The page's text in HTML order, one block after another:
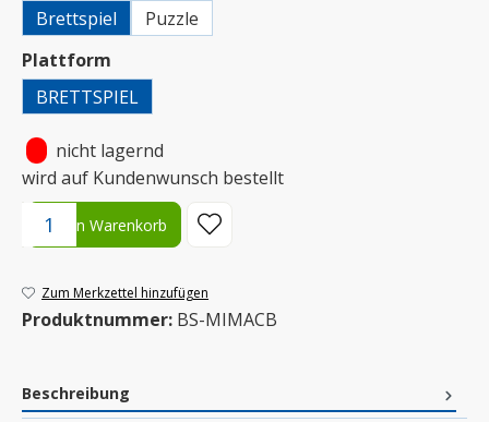
Brettspiel
Puzzle
Plattform
BRETTSPIEL
nicht lagernd
wird auf Kundenwunsch bestellt
Produkt Anzahl: Gib den gewünschten Wert ein oder benutze
In den Warenkorb
Zum Merkzettel hinzufügen
Produktnummer: BS-MIMACB
Beschreibung